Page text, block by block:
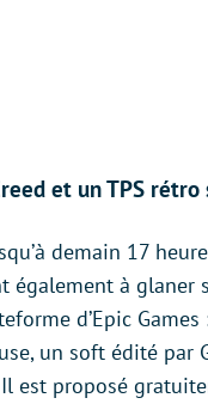
et un TPS rétro
demain 17
également à glaner
d’Epic
un soft édité par
est proposé